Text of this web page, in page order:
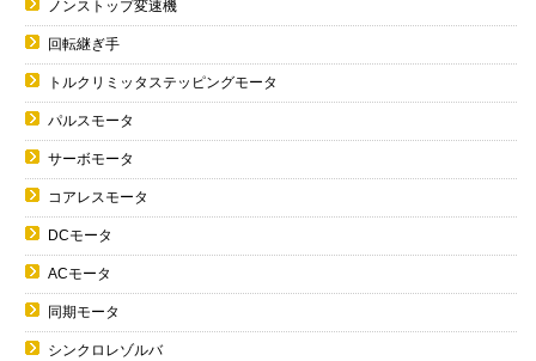
ノンストップ変速機
回転継ぎ手
トルクリミッタステッピングモータ
パルスモータ
サーボモータ
コアレスモータ
DCモータ
ACモータ
同期モータ
シンクロレゾルバ